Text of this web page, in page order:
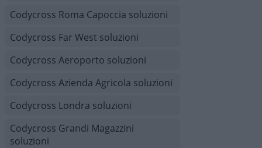
Codycross Roma Capoccia soluzioni
Codycross Far West soluzioni
Codycross Aeroporto soluzioni
Codycross Azienda Agricola soluzioni
Codycross Londra soluzioni
Codycross Grandi Magazzini
soluzioni